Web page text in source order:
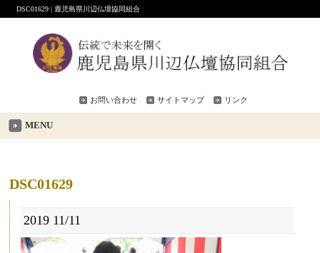
DSC01629 | 鹿児島県川辺仏壇協同組合
お問い合わせ サイトマップ リンク
MENU
DSC01629
11/11
2019